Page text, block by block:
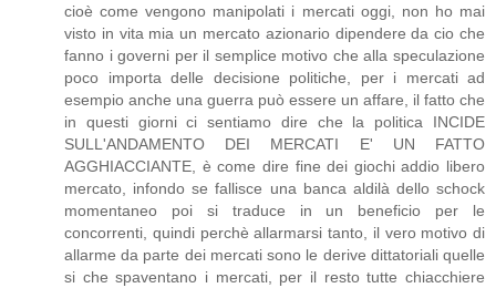
cioè come vengono manipolati i mercati oggi, non ho mai
visto in vita mia un mercato azionario dipendere da cio che
fanno i governi per il semplice motivo che alla speculazione
poco importa delle decisione politiche, per i mercati ad
esempio anche una guerra può essere un affare, il fatto che
in questi giorni ci sentiamo dire che la politica INCIDE
SULL'ANDAMENTO DEI MERCATI E' UN FATTO
AGGHIACCIANTE, è come dire fine dei giochi addio libero
mercato, infondo se fallisce una banca aldilà dello schock
momentaneo poi si traduce in un beneficio per le
concorrenti, quindi perchè allarmarsi tanto, il vero motivo di
allarme da parte dei mercati sono le derive dittatoriali quelle
si che spaventano i mercati, per il resto tutte chiacchiere